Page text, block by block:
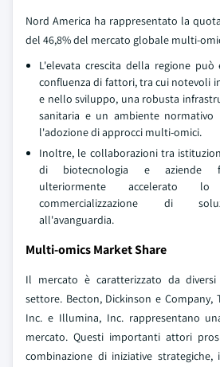
Nord America ha rappresentato la
del 46,8% del mercato globale multi-
L'elevata crescita della regione
confluenza di fattori, tra cui notevoli
e nello sviluppo, una robusta
sanitaria e un ambiente normativo
l'adozione di approcci multi-omici.
Inoltre, le collaborazioni tra
di biotecnologia e aziende
ulteriormente
commercializzazione di
all'avanguardia.
Multi-omics Market Share
Il mercato è caratterizzato da
settore. Becton, Dickinson e Company,
Inc. e Illumina, Inc. rappresentano
mercato. Questi importanti attori
combinazione di iniziative